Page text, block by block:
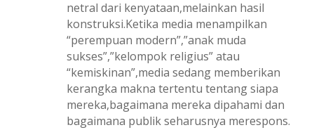
netral dari kenyataan,melainkan hasil
konstruksi.Ketika media menampilkan
“perempuan modern”,”anak muda
sukses”,”kelompok religius” atau
“kemiskinan”,media sedang memberikan
kerangka makna tertentu tentang siapa
mereka,bagaimana mereka dipahami dan
bagaimana publik seharusnya merespons.